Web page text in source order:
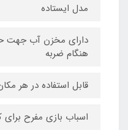
مدل ایستاده
دارای مخزن آب جهت
هنگام ضربه
قابل استفاده در هر
اسباب بازی مفرح برای